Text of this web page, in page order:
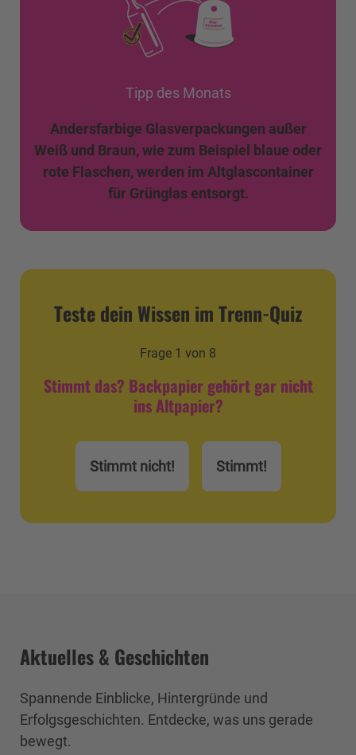
Tipp des Monats
Andersfarbige Glasverpackungen außer
Weiß und Braun, wie zum Beispiel blaue oder
rote Flaschen, werden im Altglascontainer
für Grünglas entsorgt.
Teste dein Wissen im Trenn-Quiz
Frage 1 von 8
Stimmt das? Backpapier gehört gar nicht
ins Altpapier?
Stimmt nicht! Stimmt!
Aktuelles & Geschichten
Spannende Einblicke, Hintergründe und
Erfolgsgeschichten. Entdecke, was uns gerade
bewegt.